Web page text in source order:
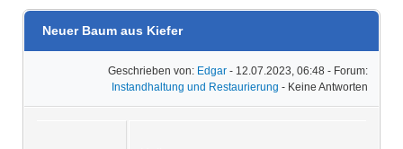
Neuer Baum aus Kiefer
Geschrieben von: Edgar - 12.07.2023, 06:48 - Forum:
Instandhaltung und Restaurierung - Keine Antworten